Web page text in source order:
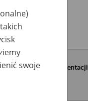
w
dokumentacji
swoje